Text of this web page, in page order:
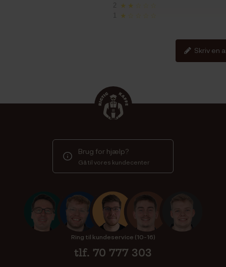
2 ★★☆☆☆
★☆☆☆☆
Skriv en
Brug for hjælp?
Gå til vores kundecenter
Ring til kundeservice (10-16)
tlf. 70 777 303